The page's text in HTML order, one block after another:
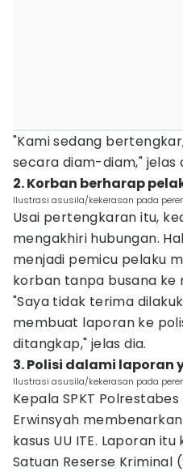
"Kami sedang
secara diam-diam," jelas
2. Korban berharap
Ilustrasi asusila/kekerasan pada
Usai pertengkaran itu,
mengakhiri hubungan.
menjadi pemicu pelaku
korban tanpa busana ke
"Saya tidak terima
membuat laporan ke
ditangkap," jelas dia.
3. Polisi dalami laporan
Ilustrasi asusila/kekerasan pada
Kepala SPKT
Erwinsyah
kasus UU ITE. Laporan
Satuan Reserse Kriminal